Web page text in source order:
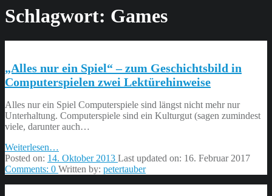
Schlagwort: Games
„Alles nur ein Spiel“ – zum Geschichtsbild in
Computerspielen zwei Lektürehinweise
Alles nur ein Spiel Computerspiele sind längst nicht mehr nur
Unterhaltung. Computerspiele sind ein Kulturgut (sagen zumindest
viele, darunter auch…
Weiterlesen
nur
ein
…
Posted on: 14. Oktober 2013 Last updated on: 16. Februar 2017
Comments: 0 Written by: petertauber